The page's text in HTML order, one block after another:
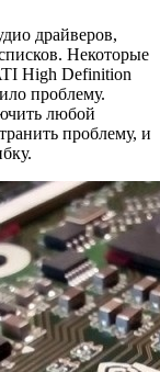
драйверов,
Некоторые
High Definition
проблему.
любой
проблему, и